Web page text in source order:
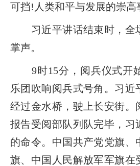
可挡!人类和平与发展的崇高
习近平讲话结束时，全
掌声。
9时15分，阅兵仪式开
乐团吹响阅兵式号角。习近
经过金水桥，驶上长安街。
报告受阅部队列队完毕，习
的命令。中国共产党党旗、
旗、中国人民解放军军旗在